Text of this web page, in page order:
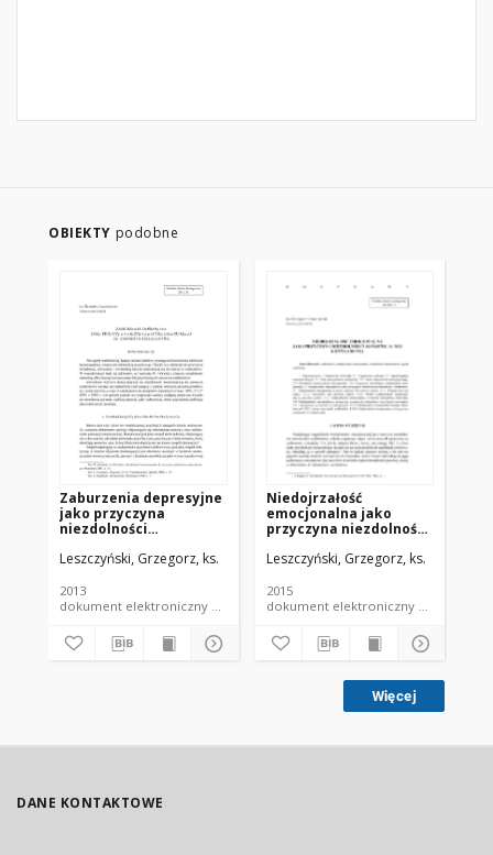
OBIEKTY podobne
Zaburzenia depresyjne
jako przyczyna
niezdolności
zawarcia małżeństwa
Leszczyński, Grzegorz, ks.
2013
dokument elektroniczny czasopismo
Niedojrzałość
emocjonalna jako
przyczyna niezdolności
kontrahenta
Leszczyński, Grzegorz, ks.
2015
dokument elektroniczny czasopismo
Więcej
DANE KONTAKTOWE